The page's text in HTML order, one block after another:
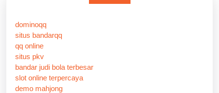
dominoqq
situs bandarqq
qq online
situs pkv
bandar judi bola terbesar
slot online terpercaya
demo mahjong